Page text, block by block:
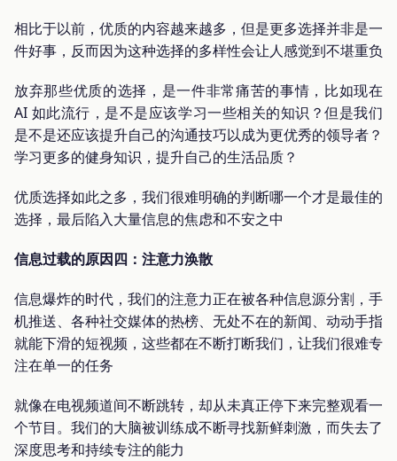
相比于以前，优质的内容越来越多，但是更多选择并非是一
件好事，反而因为这种选择的多样性会让人感觉到不堪重负
放弃那些优质的选择，是一件非常痛苦的事情，比如现在
AI 如此流行，是不是应该学习一些相关的知识？但是我们
是不是还应该提升自己的沟通技巧以成为更优秀的领导者？
学习更多的健身知识，提升自己的生活品质？
优质选择如此之多，我们很难明确的判断哪一个才是最佳的
选择，最后陷入大量信息的焦虑和不安之中
信息过载的原因四：注意力涣散
信息爆炸的时代，我们的注意力正在被各种信息源分割，手
机推送、各种社交媒体的热榜、无处不在的新闻、动动手指
就能下滑的短视频，这些都在不断打断我们，让我们很难专
注在单一的任务
就像在电视频道间不断跳转，却从未真正停下来完整观看一
个节目。我们的大脑被训练成不断寻找新鲜刺激，而失去了
深度思考和持续专注的能力